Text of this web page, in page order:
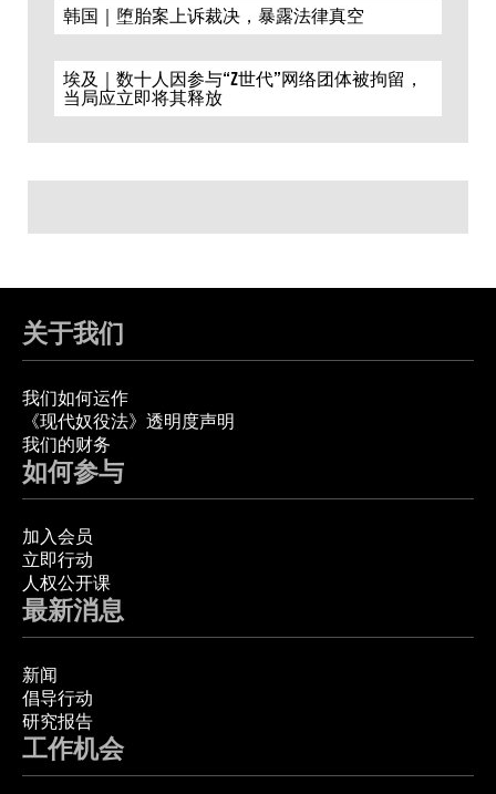
韩国｜堕胎案上诉裁决，暴露法律真空
埃及｜数十人因参与“Z世代”网络团体被拘留，
当局应立即将其释放
关于我们
我们如何运作
《现代奴役法》透明度声明
我们的财务
如何参与
加入会员
立即行动
人权公开课
最新消息
新闻
倡导行动
研究报告
工作机会